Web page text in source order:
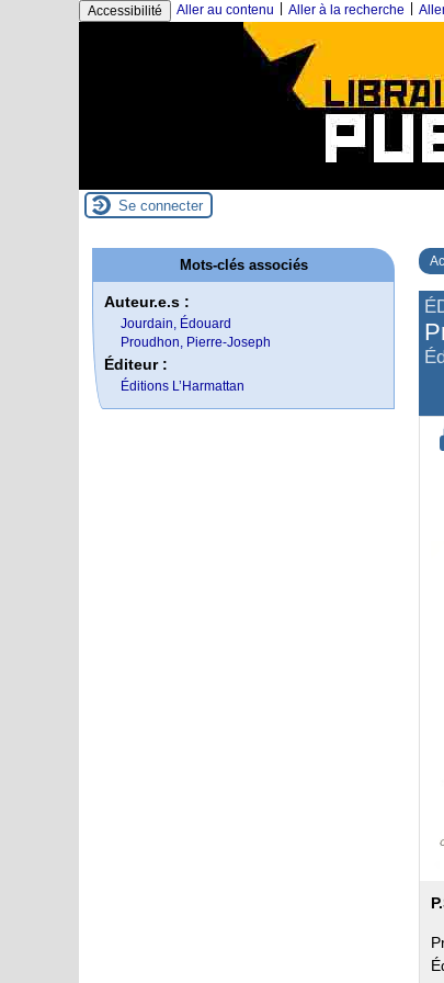
Accessibilité Aller au contenu Aller à la recherche
Se connecter
Mots-clés associés
Auteur.e.s :
Jourdain, Édouard
Proudhon, Pierre-Joseph
Éditeur :
Éditions L’Harmattan